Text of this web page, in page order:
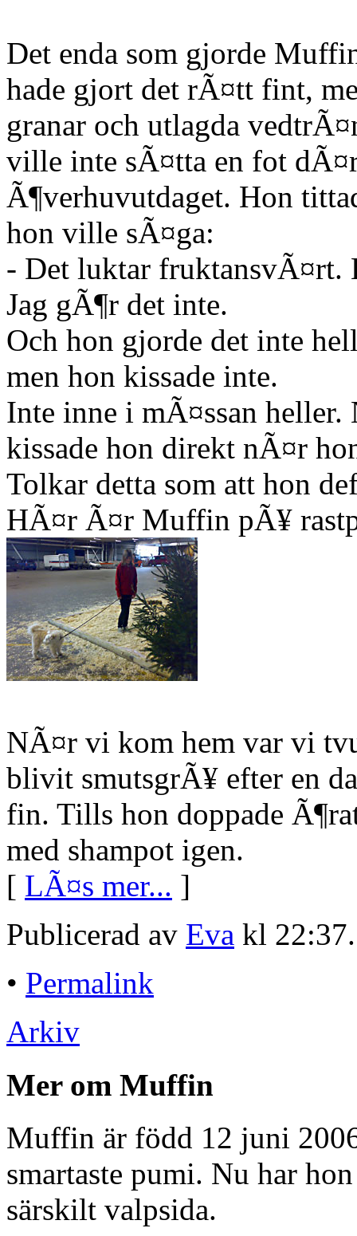
Det enda som gjorde
hade gjort det rÃ¤tt fint,
granar och utlagda
ville inte sÃ¤tta en fot
Ã¶verhuvutdaget. Hon
hon ville sÃ¤ga:
- Det luktar fruktansvÃ¤rt.
Jag gÃ¶r det inte.
Och hon gjorde det inte
men hon kissade inte.
Inte inne i mÃ¤ssan
kissade hon direkt nÃ¤r
Tolkar detta som att hon
HÃ¤r Ã¤r Muffin pÃ¥
NÃ¤r vi kom hem var vi
blivit smutsgrÃ¥ efter en
fin. Tills hon doppade
med shampot igen.
[ LÃ¤s mer... ]
Publicerad av Eva kl
• Permalink
Arkiv
Mer om Muffin
Muffin är född 12 juni
smartaste pumi. Nu har
särskilt valpsida.